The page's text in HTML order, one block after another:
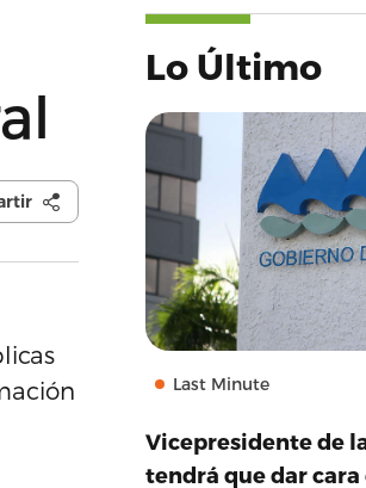
Lo Último
Last Minute
Vicepresidente de
tendrá que dar